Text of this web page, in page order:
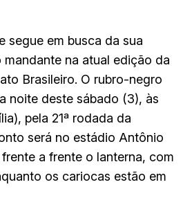
segue em busca da sua
na atual edição da
Brasileiro. O rubro-negro
noite deste sábado (3), às
pela 21ª rodada da
será no estádio Antônio
a frente o lanterna, com
os cariocas estão em